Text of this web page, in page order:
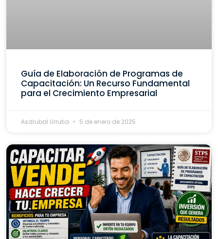
Guía de Elaboración de Programas de
Capacitación: Un Recurso Fundamental
para el Crecimiento Empresarial
Asdrubal Urrutia 5 de enero de 2025